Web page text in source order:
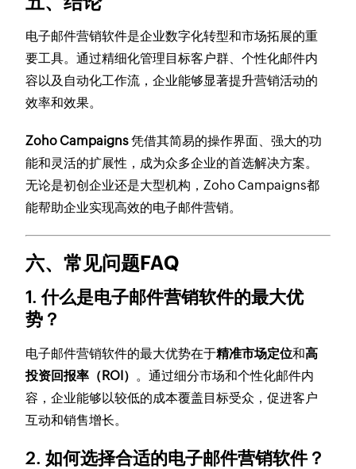
电子邮件营销软件是企业数字化转型和市场拓展的重
要工具。通过精细化管理目标客户群、个性化邮件内
容以及自动化工作流，企业能够显著提升营销活动的
效率和效果。
Zoho Campaigns凭借其简易的操作界面、强大的功
能和灵活的扩展性，成为众多企业的首选解决方案。
无论是初创企业还是大型机构，Zoho Campaigns都
能帮助企业实现高效的电子邮件营销。
六、常见问题FAQ
1. 什么是电子邮件营销软件的最大优
势？
电子邮件营销软件的最大优势在于精准市场定位和高
投资回报率（ROI） 。通过细分市场和个性化邮件内
容，企业能够以较低的成本覆盖目标受众，促进客户
互动和销售增长。
2. 如何选择合适的电子邮件营销软件？